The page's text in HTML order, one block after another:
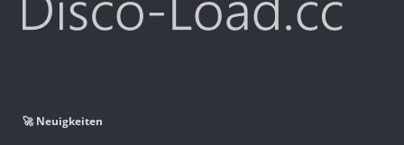
🚀 Neuigkeiten